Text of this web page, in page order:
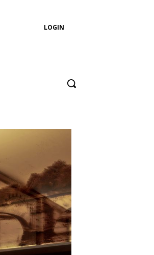
LOGIN